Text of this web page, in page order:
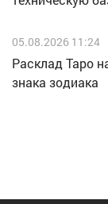
05.08.2026 11:24
Расклад Таро
знака зодиака